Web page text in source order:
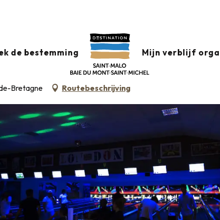
de bestemming Mijn verblijf
Bretagne Routebeschrijving